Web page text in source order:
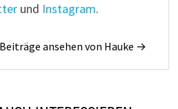
und Instagram.
ansehen von Hauke →